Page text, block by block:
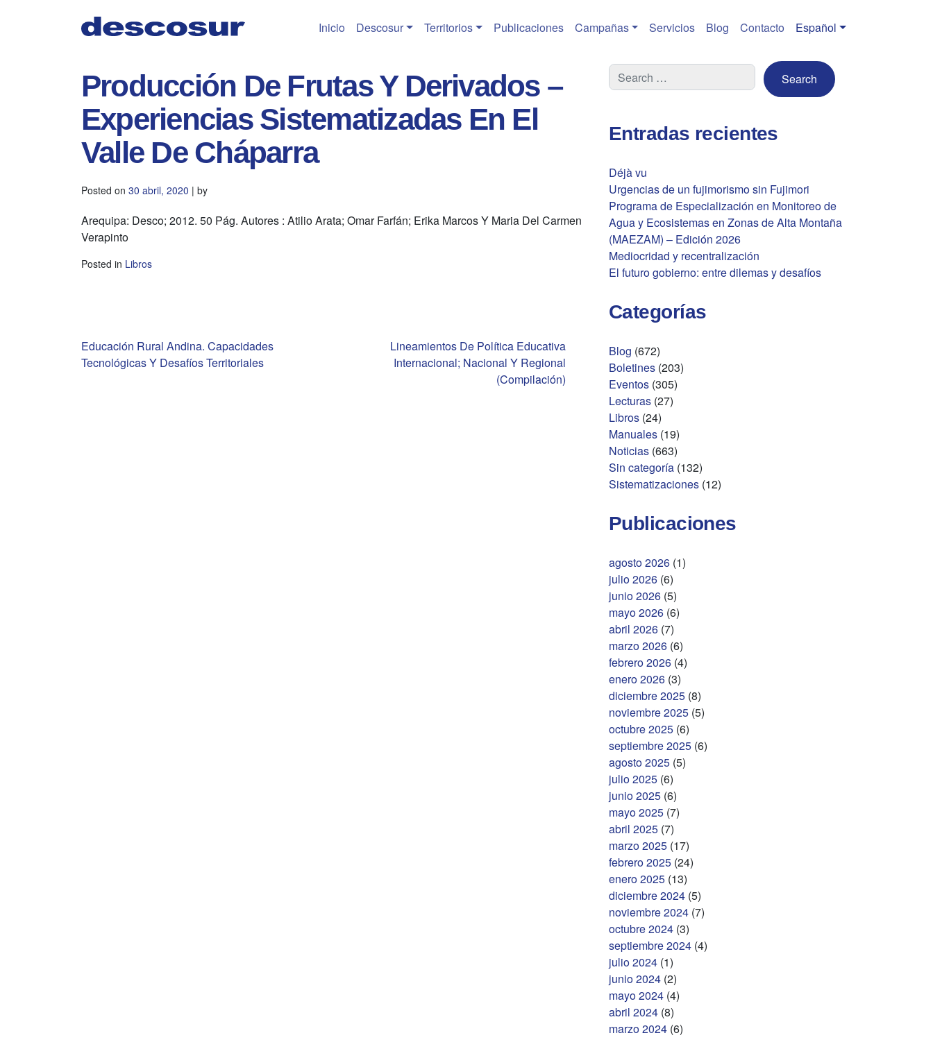
Inicio Descosur Territorios Publicaciones Campañas Servicios Blog Contacto Español
Producción De Frutas Y Derivados –
Experiencias Sistematizadas En El
Valle De Cháparra
Posted on 30 abril, 2020 | by
Arequipa: Desco; 2012. 50 Pág. Autores : Atilio Arata; Omar Farfán; Erika Marcos Y Maria Del Carmen
Verapinto
Posted in Libros
Navegación
Educación Rural Andina. Capacidades
Tecnológicas Y Desafíos Territoriales
Lineamientos De Política Educativa
Internacional; Nacional Y Regional
(Compilación)
Entradas recientes
Déjà vu
Urgencias de un fujimorismo sin Fujimori
Programa de Especialización en Monitoreo de
Agua y Ecosistemas en Zonas de Alta Montaña
(MAEZAM) – Edición 2026
Mediocridad y recentralización
El futuro gobierno: entre dilemas y desafíos
Categorías
Blog (672)
Boletines (203)
Eventos (305)
Lecturas (27)
Libros (24)
Manuales (19)
Noticias (663)
Sin categoría (132)
Sistematizaciones (12)
Publicaciones
agosto 2026 (1)
julio 2026 (6)
junio 2026 (5)
mayo 2026 (6)
abril 2026 (7)
marzo 2026 (6)
febrero 2026 (4)
enero 2026 (3)
diciembre 2025 (8)
noviembre 2025 (5)
octubre 2025 (6)
septiembre 2025 (6)
agosto 2025 (5)
julio 2025 (6)
junio 2025 (6)
mayo 2025 (7)
abril 2025 (7)
marzo 2025 (17)
febrero 2025 (24)
enero 2025 (13)
diciembre 2024 (5)
noviembre 2024 (7)
octubre 2024 (3)
septiembre 2024 (4)
julio 2024 (1)
junio 2024 (2)
mayo 2024 (4)
abril 2024 (8)
marzo 2024 (6)